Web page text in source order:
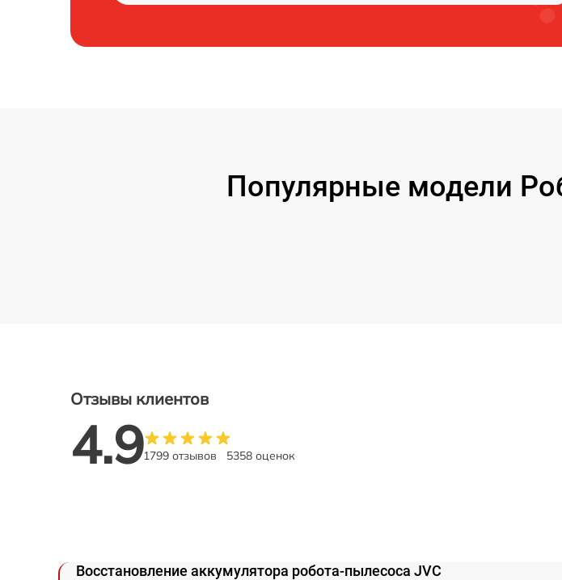
Популярные модели
Отзывы клиентов
4.91799 отзывов 5358 оценок
Восстановление аккумулятора робота-пылесоса JVC